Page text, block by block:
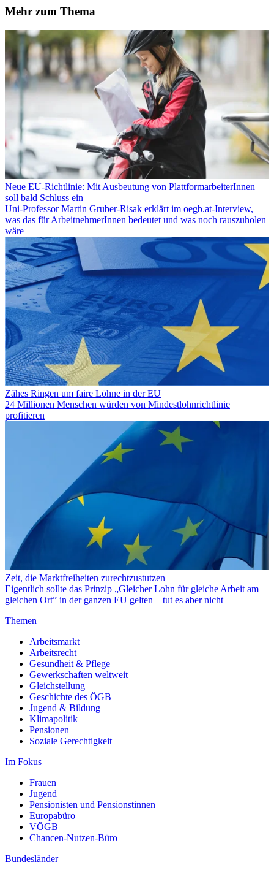
Mehr zum Thema
Neue EU-Richtlinie: Mit Ausbeutung von PlattformarbeiterInnen
soll bald Schluss ein
Uni-Professor Martin Gruber-Risak erklärt im oegb.at-Interview,
was das für ArbeitnehmerInnen bedeutet und was noch rauszuholen
wäre
Zähes Ringen um faire Löhne in der EU
24 Millionen Menschen würden von Mindestlohnrichtlinie
profitieren
Zeit, die Marktfreiheiten zurechtzustutzen
Eigentlich sollte das Prinzip „Gleicher Lohn für gleiche Arbeit am
gleichen Ort” in der ganzen EU gelten – tut es aber nicht
Themen
Arbeitsmarkt
Arbeitsrecht
Gesundheit & Pflege
Gewerkschaften weltweit
Gleichstellung
Geschichte des ÖGB
Jugend & Bildung
Klimapolitik
Pensionen
Soziale Gerechtigkeit
Im Fokus
Frauen
Jugend
Pensionisten und Pensionstinnen
Europabüro
VÖGB
Chancen-Nutzen-Büro
Bundesländer